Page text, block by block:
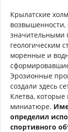
Крылатские
возвышенности,
значительными
геологическим
моренные и
Эрозионные
создали здесь
Клетва,
миниатюре.
определил
спортивного